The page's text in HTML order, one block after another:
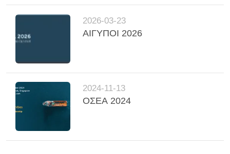
2026-03-23
ΑΙΓΥΠΟΙ 2026
2024-11-13
ΟΣΕΑ 2024